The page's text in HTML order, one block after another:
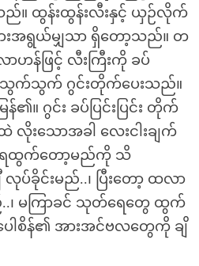
ည်။ ထွန်းထွန်းလီးနှင့် ယှဉ်လိုက်
ားအရွယ်မျှသာ ရှိတော့သည်။ တ
ာဟန်ဖြင့် လီးကြီးကို ခပ်
သွက်သွက် ဂွင်းတိုက်ပေးသည်။
။ ဂွင်း ခပ်ပြင်းပြင်း တိုက်
လိုးသောအခါ လေးငါးချက်
ေထွက်တော့မည်ကို သိ
ပ်ခိုင်းမည်..၊ ပြီးတော့ ထလာ
၊ မကြာခင် သုတ်ရေတွေ ထွက်
ါစိန်၏ အားအင်ဗလတွေကို ချိ